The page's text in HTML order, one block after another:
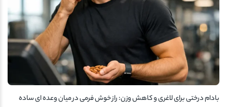
ببرید.پسته: معرفی، تاریخچه و اهمیت آن در تغذیهپسته یکی از مغزهای محبوب و
پرطرفدار جهان است و سابقه مصرف آن به هزاران سال پیش بازمی گردد. در طول تاریخ،
این مغز کوچک اما پرانرژی نه تنها به عنوان میان وعده، بلکه در تهیه انواع دسرها، شیرینی
ها و حتی غذاهای سنتی ایرانی و بین المللی استفاده شده است. در ایران، پسته یکی از
محبوب […]
بادام درختی برای لاغری و کاهش وزن: راز خوش فرمی در میان وعده ای ساده